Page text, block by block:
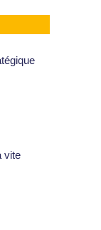
vite